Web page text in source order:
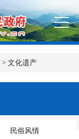
>文化遗产
民俗风情